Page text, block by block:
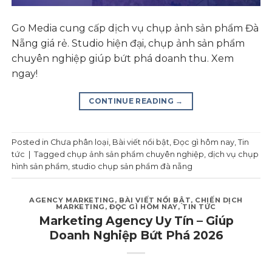
Go Media cung cấp dịch vụ chụp ảnh sản phẩm Đà
Nẵng giá rẻ. Studio hiện đại, chụp ảnh sản phẩm
chuyên nghiệp giúp bứt phá doanh thu. Xem
ngay!
CONTINUE READING →
Posted in Chưa phân loại, Bài viết nổi bật,Đọc gì hôm nay,Tin
tức
Tagged chụp ảnh sản phẩm chuyên nghiệp, dịch vụ chụp
hình sản phẩm, studio chụp sản phẩm đà nẵng
AGENCY MARKETING , BÀI VIẾT NỔI BẬT, CHIẾN DỊCH
MARKETING ,ĐỌC GÌ HÔM NAY,TIN TỨC
Marketing Agency Uy Tín – Giúp
Doanh Nghiệp Bứt Phá 2026